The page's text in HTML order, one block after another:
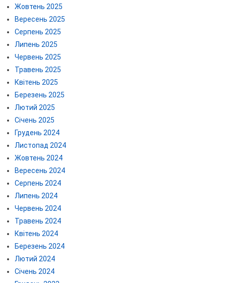
Жовтень 2025
Вересень 2025
Серпень 2025
Липень 2025
Червень 2025
Травень 2025
Квітень 2025
Березень 2025
Лютий 2025
Січень 2025
Грудень 2024
Листопад 2024
Жовтень 2024
Вересень 2024
Серпень 2024
Липень 2024
Червень 2024
Травень 2024
Квітень 2024
Березень 2024
Лютий 2024
Січень 2024